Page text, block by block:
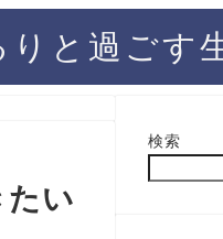
と過ごす
たい
検索